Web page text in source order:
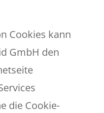
Cookies kann
GmbH den
die Cookie-